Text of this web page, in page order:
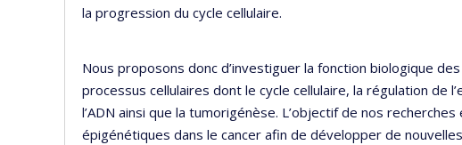
la progression du cycle cellulaire.
Nous proposons donc d’investiguer la fonction biologique
processus cellulaires dont le cycle cellulaire, la régulation de
l’ADN ainsi que la tumorigénèse. L’objectif de nos
épigénétiques dans le cancer afin de développer de